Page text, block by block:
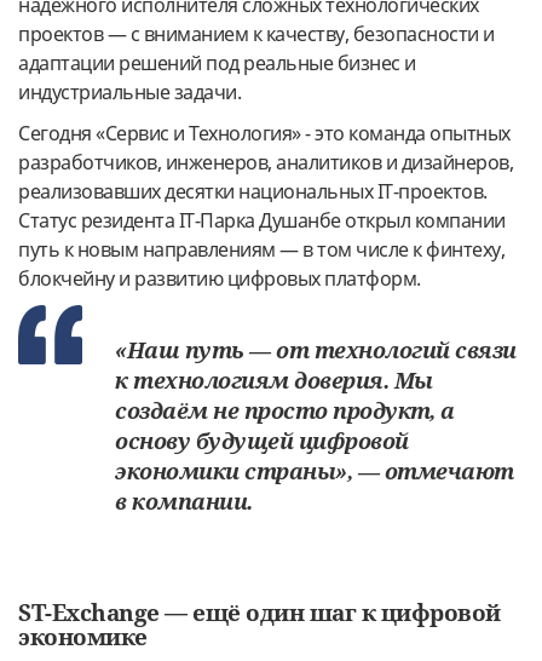
проектов — с вниманием к качеству, безопасности и
адаптации решений под реальные бизнес и
индустриальные задачи.
Сегодня «Сервис и Технология» - это команда опытных
разработчиков, инженеров, аналитиков и дизайнеров,
реализовавших десятки национальных IT-проектов.
Статус резидента IT-Парка Душанбе открыл компании
путь к новым направлениям — в том числе к финтеху,
блокчейну и развитию цифровых платформ.
«Наш путь — от технологий связи
к технологиям доверия. Мы
создаём не просто продукт, а
основу будущей цифровой
экономики страны», — отмечают
в компании.
ST-Exchange — ещё один шаг к цифровой
экономике